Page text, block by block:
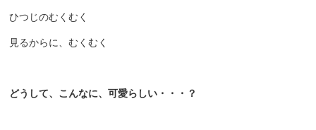
ひつじのむくむく
見るからに、むくむく
どうして、こんなに、可愛らしい・・・？